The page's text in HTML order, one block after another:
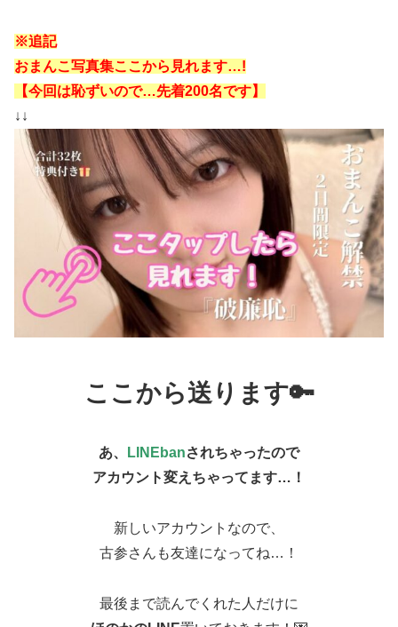
※追記
おまんこ写真集ここから見れます…!
【今回は恥ずいので…先着200名です】
↓↓
ここから送ります🔑
あ、 LINEbanされちゃったので
アカウント変えちゃってます…！
新しいアカウントなので、
古参さんも友達になってね…！
最後まで読んでくれた人だけに